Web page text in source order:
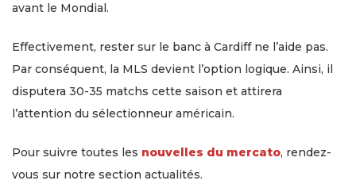
avant le Mondial.
Effectivement, rester sur le banc à Cardiff ne l’aide pas.
Par conséquent, la MLS devient l’option logique. Ainsi, il
disputera 30-35 matchs cette saison et attirera
l’attention du sélectionneur américain.
Pour suivre toutes les nouvelles du mercato, rendez-
vous sur notre section actualités.